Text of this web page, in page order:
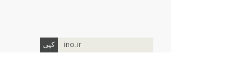
ino.ir